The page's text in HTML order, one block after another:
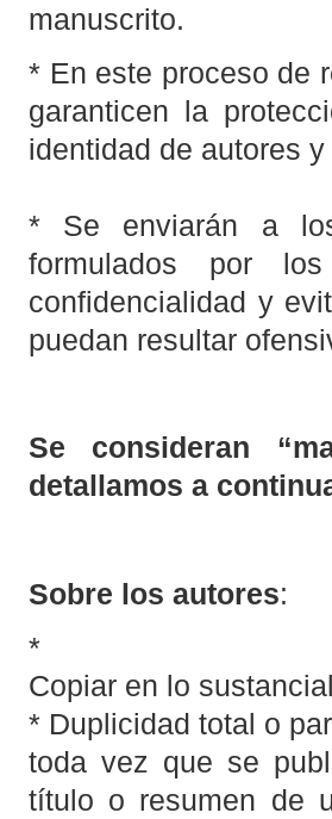
manuscrito.
* En este proceso de
garanticen la
identidad de autores
* Se enviarán a
formulados por
confidencialidad y
puedan resultar
Se consideran
detallamos a
Sobre los autores:
*
Copiar en lo
* Duplicidad total o
toda vez que se
título o resumen de